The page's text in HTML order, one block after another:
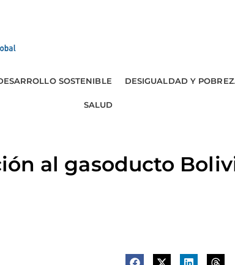
SOSTENIBLE DESIGUALDAD Y
SALUD
al gasoducto